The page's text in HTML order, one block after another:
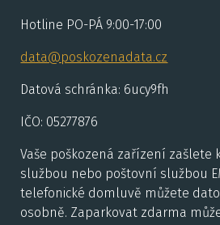
Hotline PO-PÁ 9:00-17:00
data@poskozenadata.cz
Datová schránka: 6ucy9fh
IČO: 05277876
Vaše poškozená zařízení zašlete
službou nebo poštovní službou
telefonické domluvě můžete
osobně. Zaparkovat zdarma